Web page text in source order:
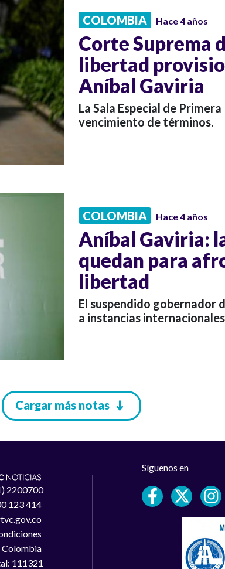
COLOMBIA Hace 4 años
Corte Suprema
libertad
Aníbal Gaviria
La Sala Especial de
vencimiento de términos.
COLOMBIA Hace 4 años
Aníbal Gaviria:
quedan para
libertad
El suspendido gobernador
a instancias
Cargar más notas
2200700
123 414
Colombia
111321
Síguenos en